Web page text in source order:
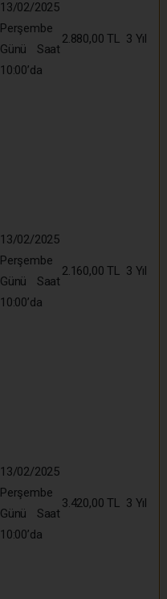
13/02/2025
Perşembe
Günü Saat
10:00’da
2.880,00 TL 3 Yıl
13/02/2025
Perşembe
Günü Saat
10:00’da
2.160,00 TL 3 Yıl
13/02/2025
Perşembe
Günü Saat
10:00’da
3.420,00 TL 3 Yıl